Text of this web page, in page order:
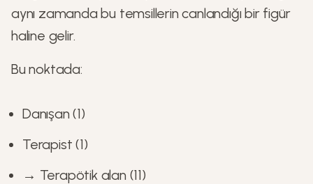
aynı zamanda bu temsillerin canlandığı bir figür
haline gelir.
Bu noktada:
Danışan (1)
Terapist (1)
→ Terapötik alan (11)